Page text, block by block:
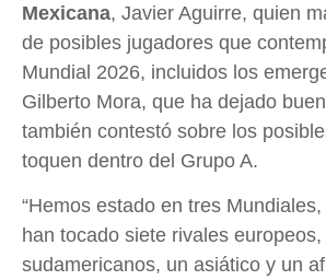
Mexicana, Javier Aguirre, quien
de posibles jugadores que
Mundial 2026, incluidos los
Gilberto Mora, que ha dejado
también contestó sobre los
toquen dentro del Grupo A.
“Hemos estado en tres
han tocado siete rivales
sudamericanos, un asiático y un